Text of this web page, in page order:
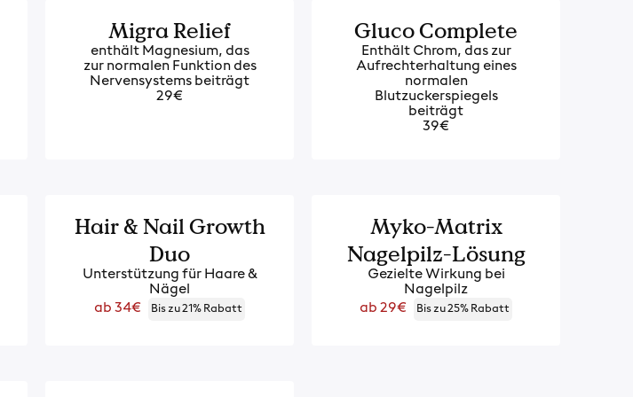
Migra Relief
enthält Magnesium, das
zur normalen Funktion des
Nervensystems beiträgt
29€
Gluco Complete
Enthält Chrom, das zur
Aufrechterhaltung eines
normalen
Blutzuckerspiegels
beiträgt
39€
Hair & Nail Growth
Duo
Unterstützung für Haare &
Nägel
Regulärer
ab 34€ Bis zu 21% Rabatt
Myko-Matrix
Nagelpilz-Lösung
Gezielte Wirkung bei
Nagelpilz
Regulärer
ab 29€ Bis zu 25% Rabatt